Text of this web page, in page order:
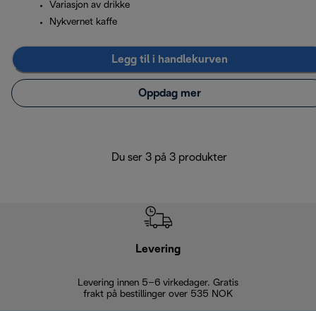
Variasjon av drikke
Nykvernet kaffe
Legg til i handlekurven
Oppdag mer
Du ser 3 på 3 produkter
Levering
Levering innen 5–6 virkedager. Gratis
frakt på bestillinger over 535 NOK